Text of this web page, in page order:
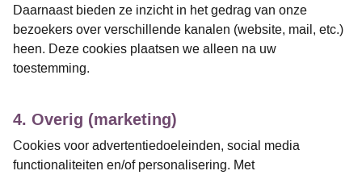
Daarnaast bieden ze inzicht in het gedrag van onze
bezoekers over verschillende kanalen (website, mail, etc.)
heen. Deze cookies plaatsen we alleen na uw
toestemming.
4. Overig (marketing)
Cookies voor advertentiedoeleinden, social media
functionaliteiten en/of personalisering. Met